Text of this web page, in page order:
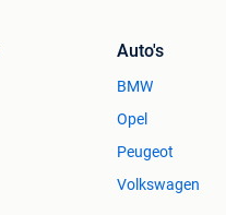
Auto's
BMW
Opel
Peugeot
Volkswagen